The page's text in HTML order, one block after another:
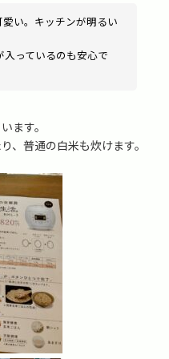
い。キッチンが明るい
っているのも安心で
ます。
、普通の白米も炊けます。